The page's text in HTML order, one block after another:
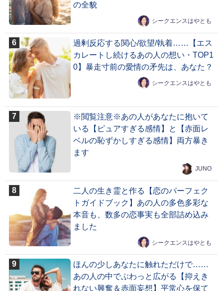
の全貌
シークエンスはやとも
過剰反応する関心/欲望/執着……【エス
カレートし続けるあの人の想い・TOP1
0】暴走寸前の愛情の矛先は、あなた？
シークエンスはやとも
※閲覧注意※あの人があなたに抱いて
いる【ピュアすぎる感情】と【赤面レ
ベルの恥ずかしすぎる感情】両方暴き
ます
JUNO
二人の生き霊と作る【恋のパーフェク
トガイドブック】あの人の多色多彩な
本音も、数多の恋事実も全部詰め込み
ました
シークエンスはやとも
ほんの少しあなたに触れただけで……
あの人の中でぶわっと広がる【抑えき
れない興奮＆赤面妄想】平常心を保て